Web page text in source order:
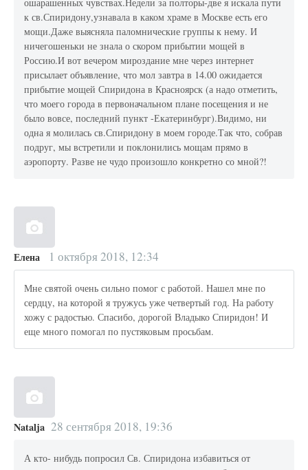
к св.Спиридону,узнавала в каком храме в Москве есть его
мощи.Даже выясняла паломнические группы к нему. И
ничегошеньки не знала о скором прибытии мощей в
Россию.И вот вечером мироздание мне через интернет
присылает объявление, что мол завтра в 14.00 ожидается
прибытие мощей Спиридона в Красноярск (а надо отметить,
что моего города в первоначальном плане посещения и не
было вовсе, последний пункт -Екатеринбург).Видимо, ни
одна я молилась св.Спиридону в моем городе.Так что, собрав
подруг, мы встретили и поклонились мощам прямо в
аэропорту. Разве не чудо произошло конкретно со мной?!
Елена 1 октября 2018, 12:34
Мне святой очень сильно помог с работой. Нашел мне по
сердцу, на которой я тружусь уже четвертый год. На работу
хожу с радостью. Спасибо, дорогой Владыко Спиридон! И
еще много помогал по пустяковым просьбам.
Natalja 28 сентября 2018, 19:36
А кто- нибудь попросил Св. Спиридона избавиться от